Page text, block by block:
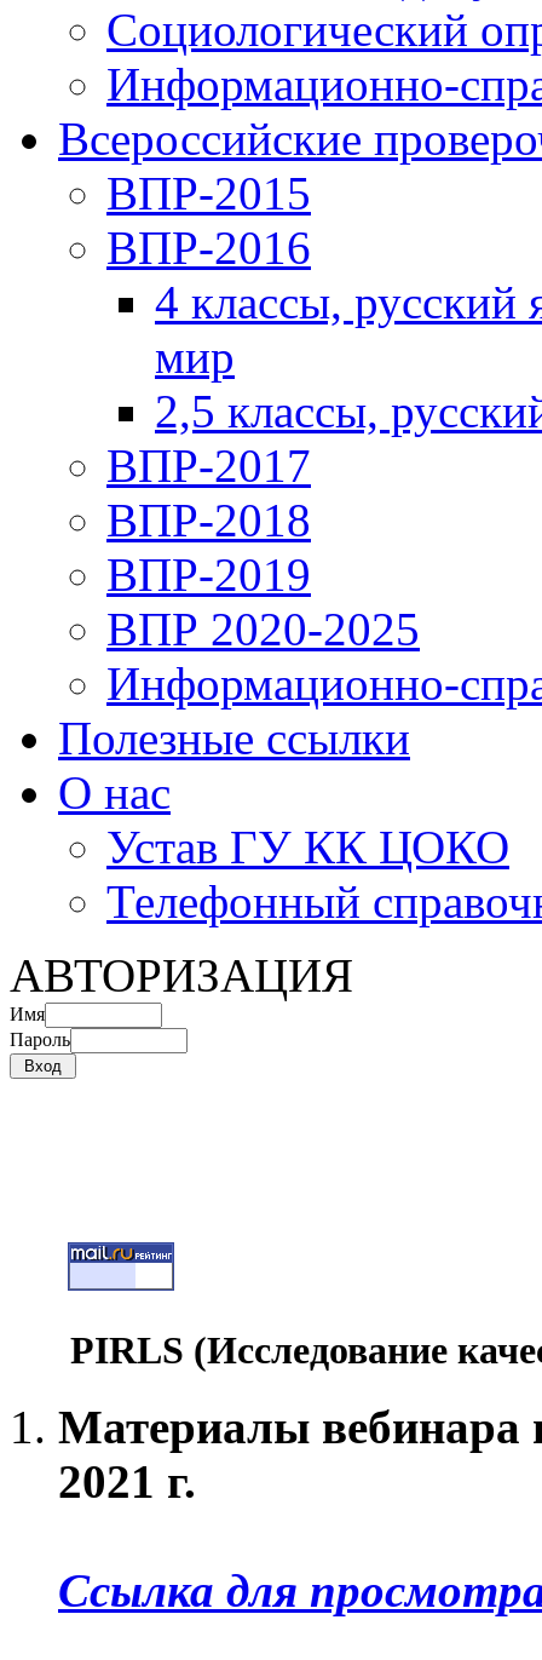
Социологический
Информационно-
Всероссийские
ВПР-2015
ВПР-2016
4 классы,
мир
2,5 классы,
ВПР-2017
ВПР-2018
ВПР-2019
ВПР 2020-2025
Информационно-
Полезные ссылки
О нас
Устав ГУ КК ЦОКО
Телефонный
АВТОРИЗАЦИЯ
Имя
Пароль
PIRLS (Исследование
Материалы вебинара
2021 г.
Ссылка для